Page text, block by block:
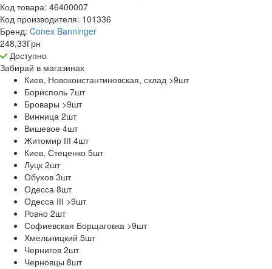
Код товара: 46400007
Код производителя: 101336
Бренд: Conex Banninger
248,33Грн
Доступно
Забирай в магазинах
Киев, Новоконстантиновская, склад >9шт
Борисполь 7шт
Бровары >9шт
Винница 2шт
Вишевое 4шт
Житомир ІІІ 4шт
Киев, Стеценко 5шт
Луцк 2шт
Обухов 3шт
Одесса 8шт
Одесса ІІІ >9шт
Ровно 2шт
Софиевская Борщаговка >9шт
Хмельницкий 5шт
Чернигов 2шт
Черновцы 8шт